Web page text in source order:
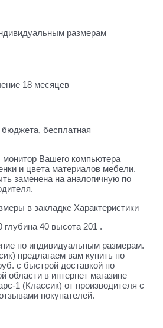
размерам
18 месяцев
бесплатная
Вашего компьютера
и цвета материалов мебели.
заменена на аналогичную по
в закладке Характеристики
глубина 40 высота 201 .
по индивидуальным размерам.
предлагаем вам купить по
с быстрой доставкой по
области в интернет магазине
1 (Классик) от производителя с
покупателей.